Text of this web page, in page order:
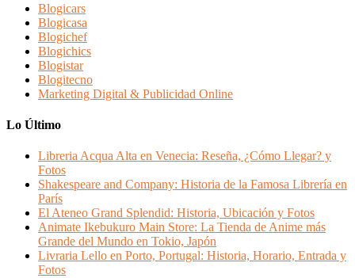
Blogicars
Blogicasa
Blogichef
Blogichics
Blogistar
Blogitecno
Marketing Digital & Publicidad Online
Lo Último
Libreria Acqua Alta en Venecia: Reseña, ¿Cómo Llegar? y
Fotos
Shakespeare and Company: Historia de la Famosa Librería en
París
El Ateneo Grand Splendid: Historia, Ubicación y Fotos
Animate Ikebukuro Main Store: La Tienda de Anime más
Grande del Mundo en Tokio, Japón
Livraria Lello en Porto, Portugal: Historia, Horario, Entrada y
Fotos